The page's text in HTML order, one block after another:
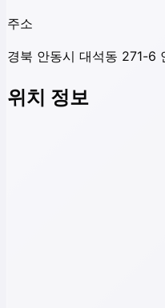
주소
경북 안동시 대석동 271-6
위치 정보